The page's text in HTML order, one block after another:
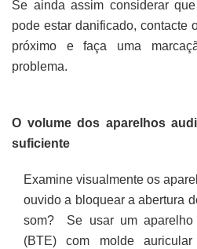
Se ainda assim considerar
pode estar danificado, contacte
próximo e faça uma
problema.
O volume dos aparelhos
suficiente
Examine visualmente os
ouvido a bloquear a abertura
som? Se usar um aparelho
(BTE) com molde